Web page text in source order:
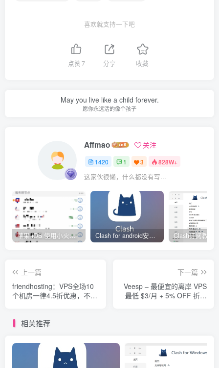
喜欢就支持一下吧
点赞7 分享 收藏
May you live like a child forever.
愿你永远活的像个孩子
Affmao 关注
1420 1 3 828W+
这家伙很懒，什么都没有写...
苹果 iOS 使用小火箭(shadowrocket)新手教程 Clash for android安卓客户端保姆级新手使用教程
上一篇
friendhosting：VPS全场10
个机房一律4.5折优惠，不限
下一篇
Veesp – 最便宜的离岸 VPS
最低 $3/月 + 5% OFF 折扣
相关推荐